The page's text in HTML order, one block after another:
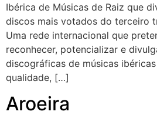
Ibérica de Músicas de Raiz que
discos mais votados do terceiro
Uma rede internacional que
reconhecer, potencializar e
discográficas de músicas
qualidade, […]
Aroeira